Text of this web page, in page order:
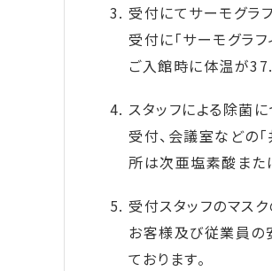
受付にてサーモグラ
受付に「サーモグラフ
ご入館時に体温が
スタッフによる除菌に
受付、会議室などの
所は次亜塩素酸また
受付スタッフのマス
お客様及び従業員の
ております。